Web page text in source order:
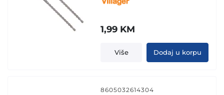
1,99 KM
Više Dodaj u korpu
8605032614304